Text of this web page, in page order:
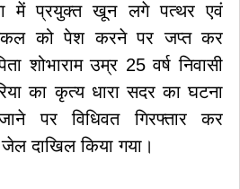
में प्रयुक्त खून लगे पत्थर एवं
को पेश करने पर जप्त कर
शोभाराम उम्र 25 वर्ष निवासी
का कृत्य धारा सदर का घटना
पर विधिवत गिरफ्तार कर
दाखिल किया गया।